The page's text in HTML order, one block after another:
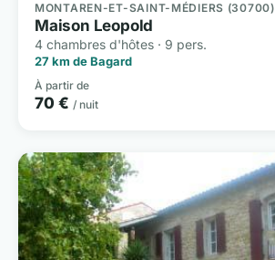
MONTAREN-ET-SAINT-MÉDIERS (30700)
Maison Leopold
4 chambres d'hôtes · 9 pers.
27 km de Bagard
À partir de
70 € / nuit